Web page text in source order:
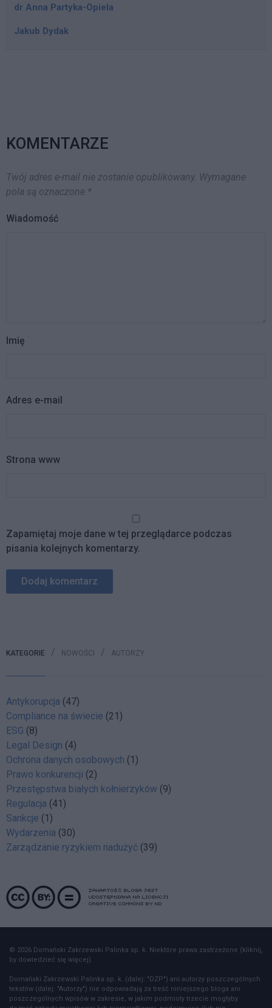
może odbiegać nieznacznie
pojutrze. Na pierwszy rzut
dr Anna Partyka-Opiela
Jakub Dydak
KOMENTARZE
Twój adres e-mail nie zostanie opublikowany. Wymagane
pola są oznaczone *
Wiadomość
Imię
Adres e-mail
Strona www
Zapamiętaj moje dane w tej przeglądarce podczas
pisania kolejnych komentarzy.
KATEGORIE NOWOŚCI AUTORZY
Antykorupcja (47)
Compliance na świecie (21)
ESG (8)
Legal Design (4)
Ochrona danych osobowych (1)
Prawo konkurencji (2)
Przestępstwa białych kołnierzyków (9)
Regulacja (41)
Sankcje (1)
Wydarzenia (30)
Zarządzanie ryzykiem nadużyć (39)
© 2026 Domański Zakrzewski Palinka sp. k. Niektóre prawa zastrzeżone (kliknij,
by dowiedzieć się więcej).
Domański Zakrzewski Palinka sp. k. (dalej: "DZP") ani autorzy poszczególnych
tekstów (dalej: "Autorzy") nie odpowiadają za treść niniejszego bloga ani
poszczególnych wpisów w zakresie, w jakim podmioty trzecie mogłyby